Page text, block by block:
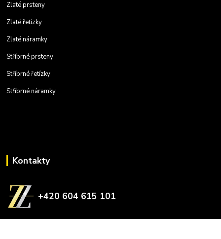
Zlaté prsteny
Zlaté řetízky
Zlaté náramky
Stříbrné prsteny
Stříbrné řetízky
Stříbrné náramky
Kontakty
+420 604 615 101